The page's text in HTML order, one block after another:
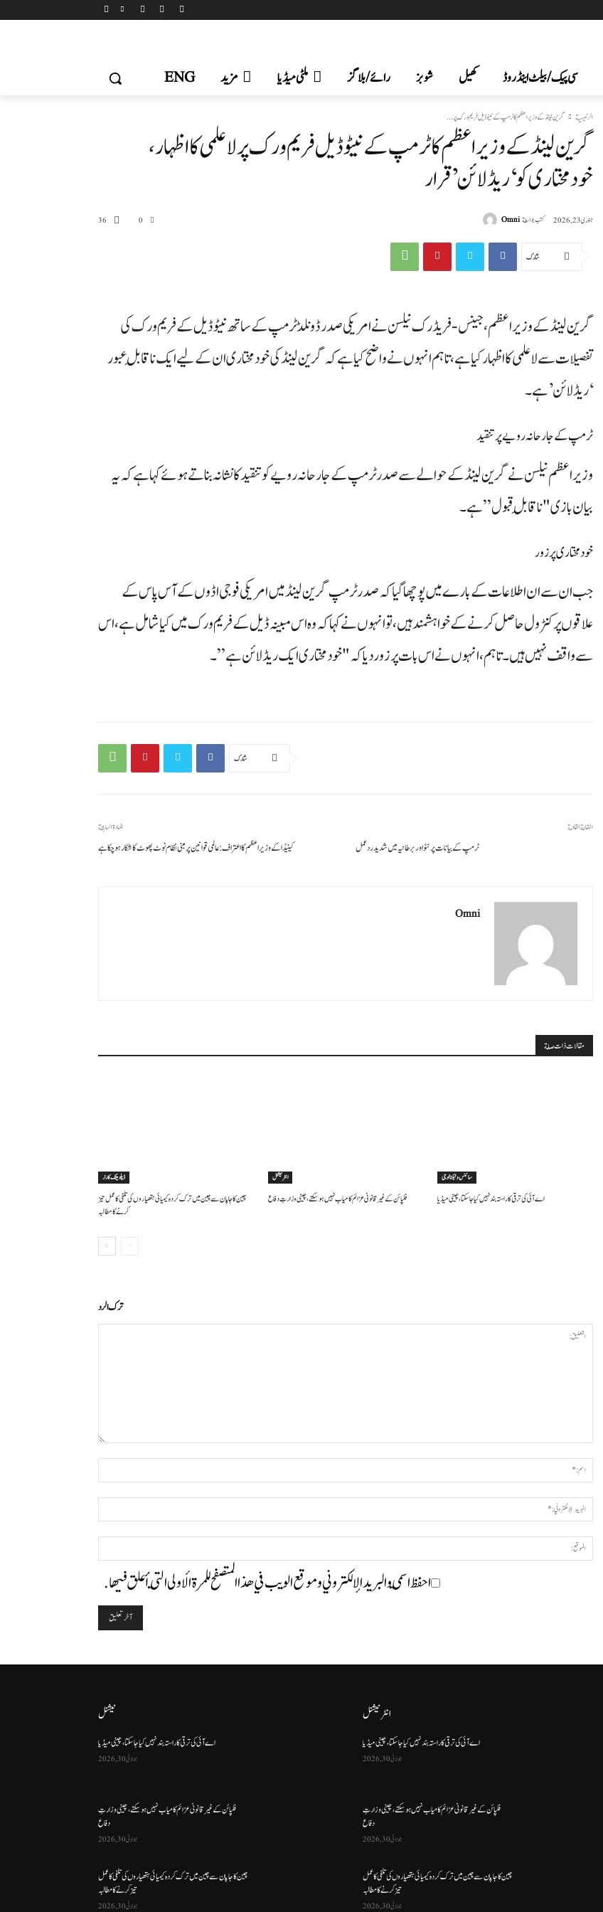
سی پیک /بیلٹ اینڈ روڈ کھیل شوبز رائے/بلاگز ملٹی میڈیا مزید ENG
الرئيسية گرین لینڈ کے وزیراعظم کا ٹرمپ کے نیٹو ڈیل فریم ورک پر...
گرین لینڈ کے وزیراعظم کا ٹرمپ کے نیٹو ڈیل فریم ورک پر لاعلمی کا اظہار،
خودمختاری کو ‘ریڈ لائن’ قرار
0
36 جنوری 23, 2026 كتب بواسطةOmni
شارك
گرین لینڈ کے وزیراعظم، جینس-فریڈرک نیلسن نے امریکی صدر ڈونلڈ ٹرمپ کے ساتھ نیٹو ڈیل کے فریم ورک کی
تفصیلات سے لاعلمی کا اظہار کیا ہے، تاہم انہوں نے واضح کیا ہے کہ گرین لینڈ کی خودمختاری ان کے لیے ایک ناقابلِ عبور
‘ریڈ لائن’ ہے۔
ٹرمپ کے جارحانہ رویے پر تنقید
وزیراعظم نیلسن نے گرین لینڈ کے حوالے سے صدر ٹرمپ کے جارحانہ رویے کو تنقید کا نشانہ بناتے ہوئے کہا ہے کہ یہ
بیان بازی "ناقابلِ قبول” ہے۔
خودمختاری پر زور
جب ان سے ان اطلاعات کے بارے میں پوچھا گیا کہ صدر ٹرمپ گرین لینڈ میں امریکی فوجی اڈوں کے آس پاس کے
علاقوں پر کنٹرول حاصل کرنے کے خواہشمند ہیں، تو انہوں نے کہا کہ وہ اس مبینہ ڈیل کے فریم ورک میں کیا شامل ہے، اس
سے واقف نہیں ہیں۔ تاہم، انہوں نے اس بات پر زور دیا کہ "خودمختاری ایک ریڈ لائن ہے”۔
شارك
المادة السابقة
کینیڈا کے وزیر اعظم کا اعتراف: عالمی قوانین پر مبنی نظام ٹوٹ پھوٹ کا شکار ہو چکا ہے
المقالة القادمة
ٹرمپ کے بیانات پر نٹو اور برطانیہ میں شدید ردعمل
Omni
مقالات ذات صلة
سائنس وٹیکنالوجی
اے آئی کی ترقی کا راستہ بند نہیں کیا جا سکتا، چینی میڈیا
انٹرنیشنل
فلپائن کے غیر قانونی عزائم کامیاب نہیں ہو سکتے ، چینی وزارتِ دفاع
ڈپلومیٹک کارنر
چین کا جاپان سے چین میں ترک کردہ کیمیائی ہتھیاروں کی تلفی کا عمل تیز
کرنے کا مطالبہ
ترك الرد
التعليق:
اسم:*
البريد
الإلكتروني:*
الموقع:
احفظ اسمي والبريد الإلكتروني وموقع الويب في هذا المتصفح للمرة الأولى التي أعلق فيها.
نیشنل
اے آئی کی ترقی کا راستہ بند نہیں کیا جا سکتا، چینی میڈیا
جولائی 30, 2026
فلپائن کے غیر قانونی عزائم کامیاب نہیں ہو سکتے ، چینی وزارتِ
دفاع
جولائی 30, 2026
چین کا جاپان سے چین میں ترک کردہ کیمیائی ہتھیاروں کی تلفی کا عمل
تیز کرنے کا مطالبہ
جولائی 30, 2026
انٹرنیشنل
اے آئی کی ترقی کا راستہ بند نہیں کیا جا سکتا، چینی میڈیا
جولائی 30, 2026
فلپائن کے غیر قانونی عزائم کامیاب نہیں ہو سکتے ، چینی وزارتِ
دفاع
جولائی 30, 2026
چین کا جاپان سے چین میں ترک کردہ کیمیائی ہتھیاروں کی تلفی کا عمل
تیز کرنے کا مطالبہ
جولائی 30, 2026